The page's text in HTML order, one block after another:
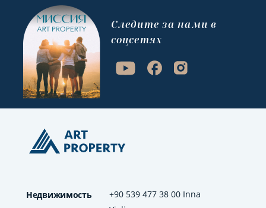
+90 539 477 38 00 Inna
Недвижимость
Cледите за нами в
соцсетях